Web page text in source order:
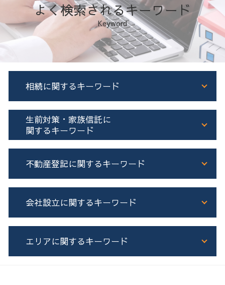
よく検索されるキーワード
Keyword
相続に関するキーワード
相続 不動産
株式 相続 名義変更
相続登記 必要書類
相続 流れ
相続放棄 認知症
遺産分割協議証明書 一人が相続
遺産分割協議書 司法書士
遺産分割協議書
相続登記 義務化
相続
不動産 共有名義 相続
生前対策・家族信託に
関するキーワード
家族信託
家族信託 司法書士
成年後見制度 費用
公正証書遺言 証人
生前贈与 現金 手渡し
家族信託 手続き
不動産 相続税対策
不動産登記に関するキーワード
建物 新築 登記
土地 売買 契約書 司法書士
抵当権抹消登記
不動産登記
会社設立に関するキーワード
合同会社 登記
会社設立 司法書士
エリアに関するキーワード